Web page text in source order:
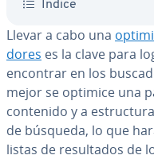
Índice
Llevar a cabo una
do­res es la clave para
encontrar en los
mejor se optimice una
contenido y a
de búsqueda, lo que
listas de re­su­l­ta­dos de